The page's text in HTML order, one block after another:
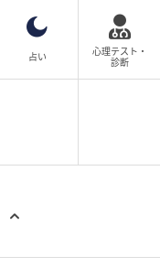
占い
心理テスト・
診断